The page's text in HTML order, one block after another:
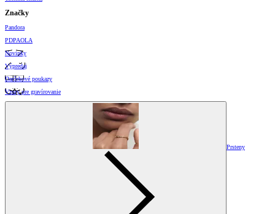
Značky
Pandora
PDPAOLA
Novinky
Výpredaj
Darčekové poukazy
Vzory pre gravírovanie
Prsteny